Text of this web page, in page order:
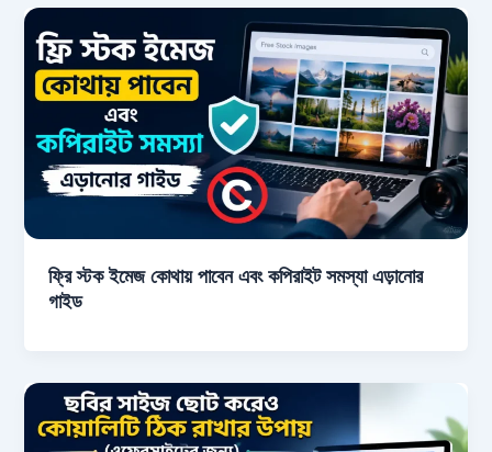
ফ্রি স্টক ইমেজ কোথায় পাবেন এবং কপিরাইট সমস্যা এড়ানোর
গাইড